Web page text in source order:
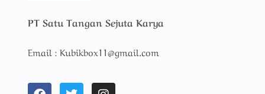
PT Satu Tangan Sejuta Karya
Email : Kubikbox11@gmail.com